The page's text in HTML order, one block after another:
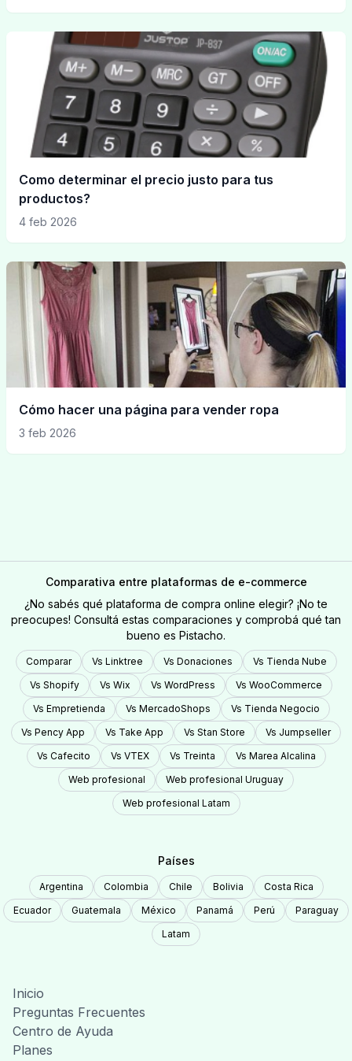
Como determinar el precio justo para tus
productos?
4 feb 2026
Cómo hacer una página para vender ropa
3 feb 2026
Comparativa entre plataformas de e-commerce
¿No sabés qué plataforma de compra online elegir? ¡No te
preocupes! Consultá estas comparaciones y comprobá qué tan
bueno es Pistacho.
Comparar Vs Linktree Vs Donaciones Vs Tienda Nube
Vs Shopify Vs Wix Vs WordPress Vs WooCommerce
Vs Empretienda Vs MercadoShops Vs Tienda Negocio
Vs Pency App Vs Take App Vs Stan Store Vs Jumpseller
Vs Cafecito Vs VTEX Vs Treinta Vs Marea Alcalina
Web profesional
Web profesional Uruguay
Web profesional Latam
Países
Argentina Colombia Chile Bolivia
Costa Rica
Ecuador
Guatemala México Panamá Perú
Paraguay
Latam
Inicio
Preguntas Frecuentes
Centro de Ayuda
Planes